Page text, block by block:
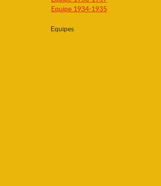
Equipe 1934-1935
Equipes